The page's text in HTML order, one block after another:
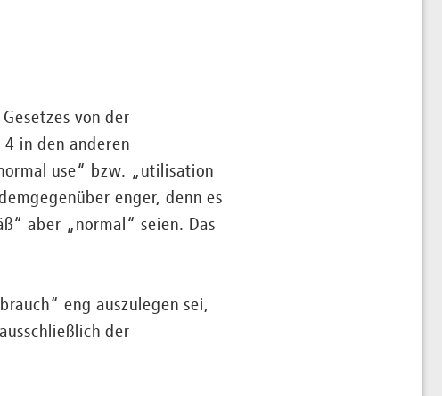
von der
in den anderen
use“ bzw. „utilisation
enger, denn es
aber „normal“ seien. Das
eng auszulegen sei,
der